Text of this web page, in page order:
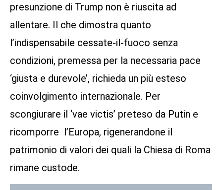
presunzione di Trump non è riuscita ad
allentare. Il che dimostra quanto
l’indispensabile cessate-il-fuoco senza
condizioni, premessa per la necessaria pace
‘giusta e durevole’, richieda un più esteso
coinvolgimento internazionale. Per
scongiurare il ‘vae victis’ preteso da Putin e
ricomporre l’Europa, rigenerandone il
patrimonio di valori dei quali la Chiesa di Roma
rimane custode.